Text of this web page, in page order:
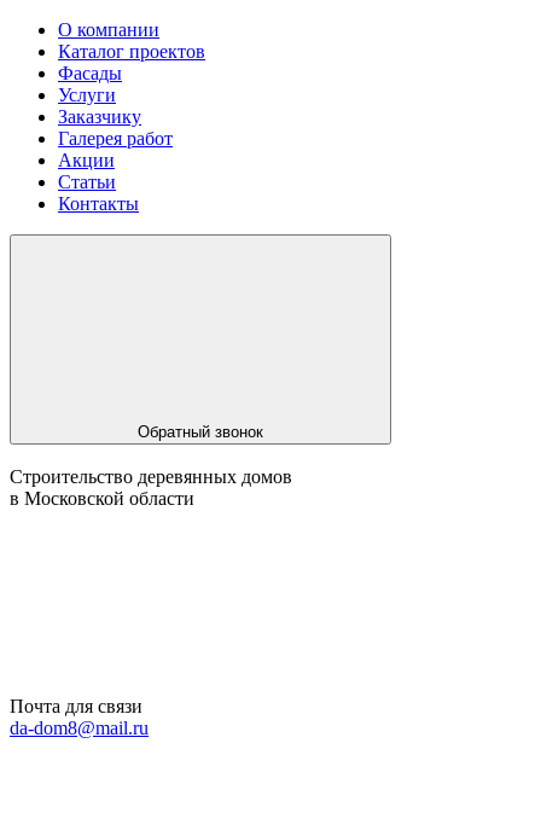
О компании
Каталог проектов
Фасады
Услуги
Заказчику
Галерея работ
Акции
Статьи
Контакты
Обратный звонок
Строительство деревянных домов
в Московской области
Почта для связи
da-dom8@mail.ru